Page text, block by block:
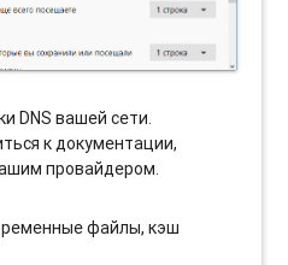
DNS вашей сети.
к документации,
провайдером.
файлы, кэш